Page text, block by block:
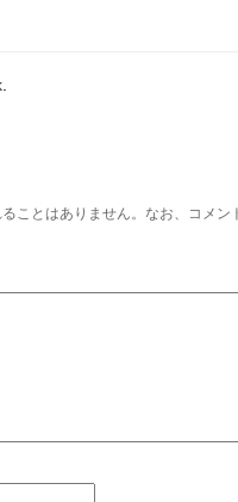
ことはありません。なお、コメン